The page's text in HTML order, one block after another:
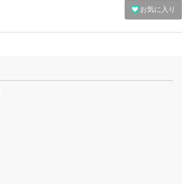
お気に入り